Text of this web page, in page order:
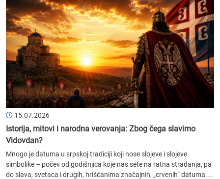
15.07.2026
Istorija, mitovi i narodna verovanja: Zbog čega slavimo
Vidovdan?
Mnogo je datuma u srpskoj tradiciji koji nose slojeve i slojeve
simbolike – počev od godišnjica koje nas sete na ratna stradanja, pa
do slava, svetaca i drugih, hrišćanima značajnih, „crvenih“ datuma....